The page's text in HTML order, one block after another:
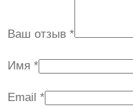
Ваш отзыв *
Имя *
Email *